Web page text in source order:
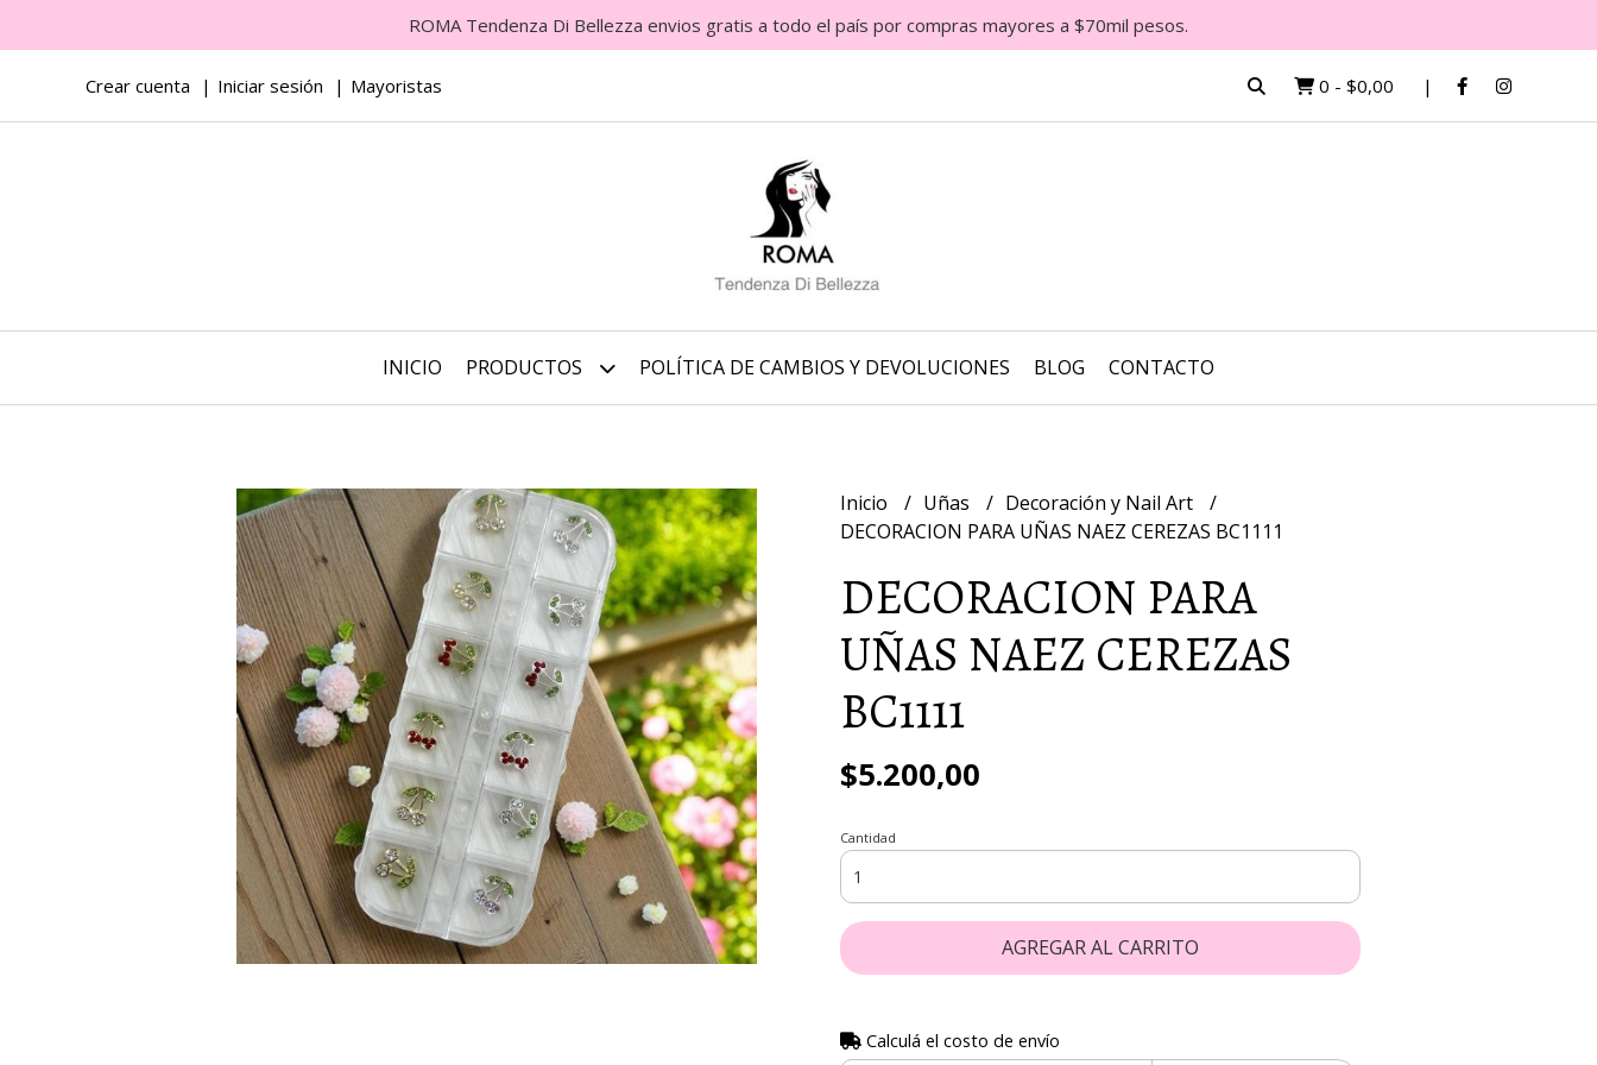
ROMA Tendenza Di Bellezza envios gratis a todo el país por compras mayores a $70mil pesos.
Crear cuenta Iniciar sesión Mayoristas 0 - $0,00
INICIO PRODUCTOS POLÍTICA DE CAMBIOS Y DEVOLUCIONES BLOG CONTACTO
Inicio Uñas
Decoración y Nail Art
DECORACION PARA UÑAS NAEZ CEREZAS BC1111
DECORACION PARA
UÑAS NAEZ CEREZAS
BC1111
$5.200,00
Cantidad
AGREGAR AL CARRITO
Calculá el costo de envío